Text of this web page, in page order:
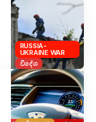
RUSSIA-
UKRAINE WAR
විදේශ